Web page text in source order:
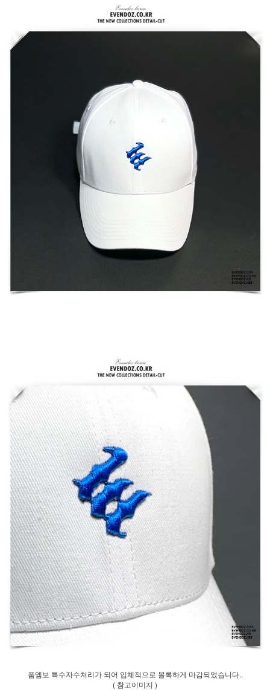
폼엠보 특수자수처리가 되어 입체적으로 볼록하게 마감되었습니다..
( 참고이미지 )